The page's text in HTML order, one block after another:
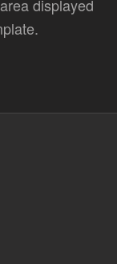
displayed